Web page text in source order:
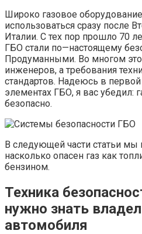
Широко газовое
использоваться сразу после
Италии. С тех пор прошло 70
ГБО стали по—настоящему
Продуманными. Во многом
инженеров, а требования
стандартов. Надеюсь в первой
элементах ГБО, я вас убедил:
безопасно.
В следующей части статьи мы
насколько опасен газ как
бензином.
Техника
нужно знать
автомобиля